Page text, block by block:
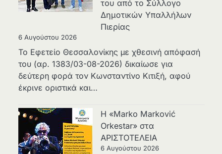
του από το Σύλλογο
Δημοτικών Υπαλλήλων
Πιερίας
6 Αυγούστου 2026
Το Εφετείο Θεσσαλονίκης με χθεσινή απόφασή
του (αρ. 1383/03-08-2026) δικαίωσε για
δεύτερη φορά τον Κωνσταντίνο Κιτιξή, αφού
έκρινε οριστικά και…
Η «Marko Marković
Orkestar» στα
ΑΡΙΣΤΟΤΕΛΕΙΑ
6 Αυγούστου 2026